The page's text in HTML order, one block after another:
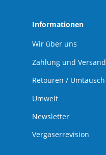
Informationen
Wir über uns
Zahlung und Versand
Retouren / Umtausch
Umwelt
Newsletter
Vergaserrevision